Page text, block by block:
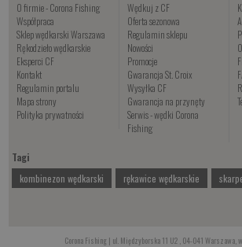
O firmie - Corona Fishing
Współpraca
Sklep wędkarski Warszawa
Rękodzieło wędkarskie
Eksperci CF
Kontakt
Regulamin portalu
Mapa strony
Polityka prywatności
Wędkuj z CF
Oferta sezonowa
Regulamin sklepu
Nowości
Promocje
Gwarancja St. Croix
Wysyłka CF
Gwarancja na przynęty
Serwis - wędki Corona
Fishing
Tagi
kombinezon wędkarski
rękawice wędkarskie
Corona Fishing | ul. Międzyborska 11 U2 , 04-041 Warszawa,